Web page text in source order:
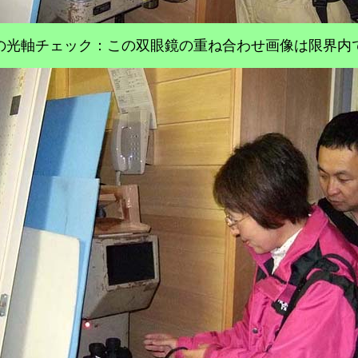
光軸チェック：この双眼鏡の重ね合わせ画像は限界内